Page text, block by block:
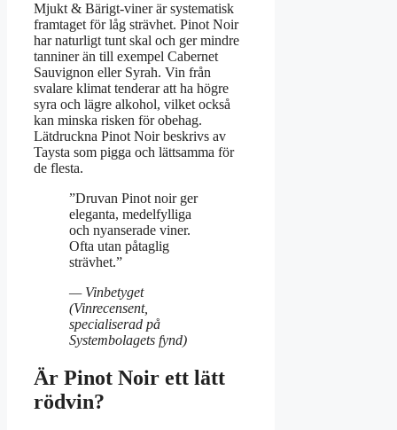
Mjukt & Bärigt-viner är systematisk
framtaget för låg strävhet. Pinot Noir
har naturligt tunt skal och ger mindre
tanniner än till exempel Cabernet
Sauvignon eller Syrah. Vin från
svalare klimat tenderar att ha högre
syra och lägre alkohol, vilket också
kan minska risken för obehag.
Lätdruckna Pinot Noir beskrivs av
Taysta som pigga och lättsamma för
de flesta.
”Druvan Pinot noir ger
eleganta, medelfylliga
och nyanserade viner.
Ofta utan påtaglig
strävhet.”
— Vinbetyget
(Vinrecensent,
specialiserad på
Systembolagets fynd)
Är Pinot Noir ett lätt
rödvin?